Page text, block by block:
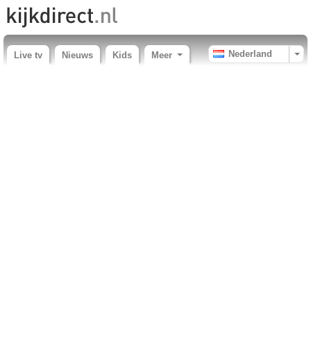
Live tv Nieuws Kids Meer Nederland